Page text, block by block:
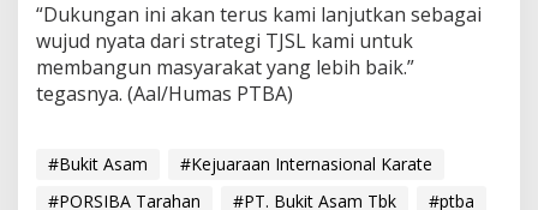
“Dukungan ini akan terus kami lanjutkan sebagai
wujud nyata dari strategi TJSL kami untuk
membangun masyarakat yang lebih baik.”
tegasnya. (Aal/Humas PTBA)
#Bukit Asam
#Kejuaraan Internasional Karate
#PORSIBA Tarahan
#PT. Bukit Asam Tbk #ptba